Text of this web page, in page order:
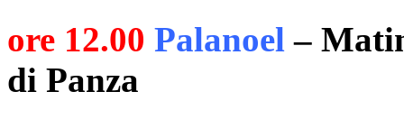
ore 12.00 Palanoel –
di Panza